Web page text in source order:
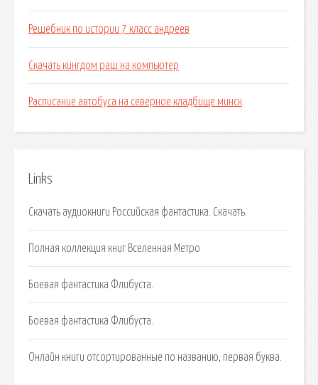
Решебник по истории 7 класс андреев
Скачать кингдом раш на компьютер
Расписание автобуса на северное кладбище минск
Links
Скачать аудиокниги Российская фантастика. Скачать.
Полная коллекция книг Вселенная Метро
Боевая фантастика Флибуста.
Боевая фантастика Флибуста.
Онлайн книги отсортированные по названию, первая буква.